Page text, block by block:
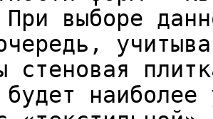
выборе
стеновая
будет